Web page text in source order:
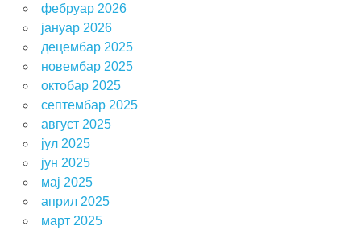
фебруар 2026
јануар 2026
децембар 2025
новембар 2025
октобар 2025
септембар 2025
август 2025
јул 2025
јун 2025
мај 2025
април 2025
март 2025